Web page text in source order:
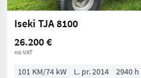
Iseki TJA 8100
26.200 €
no VAT
101 KM/74 kW L. pr. 2014 2940 h